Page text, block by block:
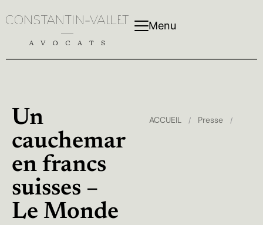
Menu
Un
cauchemar
en francs
suisses –
Le Monde
ACCUEIL / Presse /